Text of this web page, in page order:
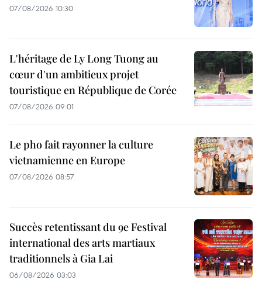
07/08/2026 10:30
L'héritage de Ly Long Tuong au
cœur d'un ambitieux projet
touristique en République de Corée
07/08/2026 09:01
Le pho fait rayonner la culture
vietnamienne en Europe
07/08/2026 08:57
Succès retentissant du 9e Festival
international des arts martiaux
traditionnels à Gia Lai
06/08/2026 03:03